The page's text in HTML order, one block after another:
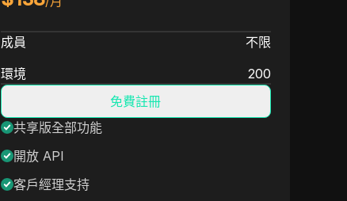
成員
不限
環境
200
免費註冊
共享版全部功能
開放 API
客戶經理支持